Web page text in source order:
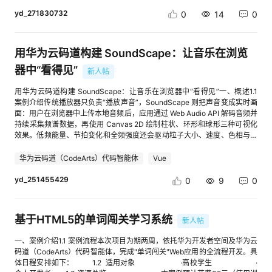
生成的代码及最后的运行结果均存在出入，开发者可根据自己的需求，调教
改app.py文件中的API配置：# API配置API_URL =
"YOUR_API_URL"API_KEY = "YOUR_API_KEY"MODEL_NAME =
"YOUR_MODEL_NAME"YOUR_MODEL_NAME：替换为步骤"2.2 领取华为
换为步骤"2.2 领取华为云MaaS平台大模型Tokens福利"中获取的API地址。
YOUR_API_KEY：替换为步骤"2.2 领取华为云MaaS平台大模型Tokens福
利"中获取的API Key。本地需要安装Python开发环境并安装依赖：pip
install flask==3.0.0pip install requests==2.31.0进入项目目录下，使用以
下命令执行程序：python app.py至此，华为云码道+MaaS：AI智能小助手
问题或有改进建议，可以到论坛帖评论区反馈即可，我们会及时响应处理，
收录。欢迎扫码加入华为云Inspire创想者大会实战训练营技术交流群 扫码获
者位于同一子网，使用内网ip即可，否则需要弹性公网IP配置环境变量编辑
交要求产品化，形成项目档案、里程碑、评分证据、智能体提示词和案例文
east-3.myhuaweicloud.com/案例中心链接：
https://devstation.connect.huaweicloud.com/space/devportal/casecent
er/11272f6a85244aad99d738b32bac093c/2## 三、技术选型本项目采
构设计、功能开发、测试部署和案例文档整理- HTML / CSS /
JavaScript：实现页面结构、交互逻辑和响应式布局- localStorage：在浏
览器本地保存项目档案、里程碑、评分证据和开发记录- 华为云 OBS：托管
静态网站并提供公网访问地址- Node.js assert：对得分计算、数据模型和文
档生成逻辑进行基础测试选择纯静态方案的原因是训练营项目更看重完整交
码构建到华为云部署的全过程。## 四、需求分析根据训练营指导书，项目
需要部署到华为云。评分维度包括创新易用、功能完备、技术能力、文档完
习、开发、部署、发布等训练营节点转化为里程碑。3. 智能体协作：自动生
成适合 CodeArts Agent 的阶段性提示词。4. 评分证据：按评分维度整理证
案例 Markdown 草稿。这样做的好处是，项目不只是“做完一个页面”，而是
把提交要求转化成了可以持续检查的工作流。## 五、系统架构设计
CampFlow 的整体结构比较轻量：```text用户浏览器 ├─ index.html：应
yd_271830732 0 14 0
用华为云码道构建 SoundScape：让音乐在浏览
器中“看得见”
新人帖
用华为云码道构建 SoundScape：让音乐在浏览器中“看得见”一、概述1.1
案例介绍传统播放器只负责“播放声音”，SoundScape 则把声音变成实时画
面：用户在浏览器中上传本地音频后，应用通过 Web Audio API 解码音频并
持续采集频谱数据，再使用 Canvas 2D 绘制柱状、环形和球形三种可视化
效果。低频能量、节拍变化和全频强度还会驱动粒子大小、速度、色相与画
码智能体为辅助开发工具，围绕“需求梳理、架构设计、核心引擎实现、页
器端处理音频，不需要后端服务，也不会主动上传用户的音频文件。案例技
开发、构建与预览能力。Web Audio API：完成音频解码、播放控制和实时
频谱采集。Canvas 2D：完成频谱、拟 3D 球形点阵、粒子和氛围光效绘
视化或创意编程感兴趣的开发者1.3 案例时间本案例总时长预计 90 分钟，不
包含首次下载安装开发工具和依赖包所需时间。1.4 案例流程说明：使用码
道梳理上传、播放、可视化、主题切换和截图等需求，形成验收标准；准备
华为云码道（CodeArts）代码智能体 Vue
yd_251455429 0 9 0
基于HTML5的单词闯关学习系统 新人帖
一、案例介绍1.1 案例流程本次项目为期两周，依托华为开发者空间及华为云
码道（CodeArts）代码智能体，完成"单词闯关"Web应用的全流程开发。具
体日程安排如下： 1.2 适用对象 ·高校学生 ·